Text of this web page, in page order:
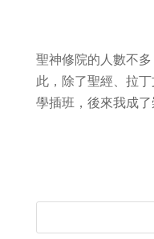
聖神修院的人數不
此，除了聖經、拉
學插班，後來我成了